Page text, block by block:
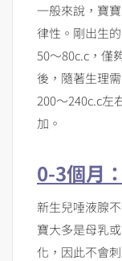
一般來說，寶
律性。剛出生
50～80c.c，僅
後，隨著生理
200～240c.c左
加。
0-3個月
新生兒唾液腺
寶大多是母乳
化，因此不會